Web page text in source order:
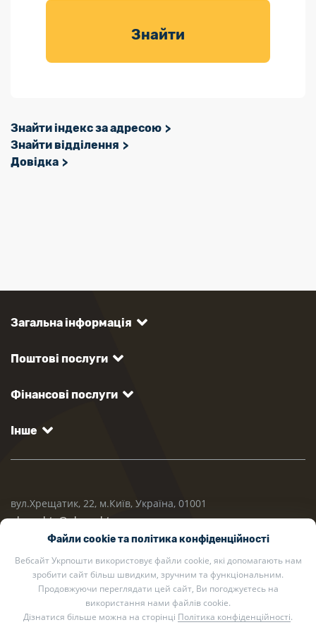
товарів для
Знайти
Знайти індекс за адресою
Знайти відділення
Довідка
Загальна інформація
Поштові послуги
Фінансові послуги
Інше
вул.Хрещатик, 22, м.Київ, Україна, 01001
ukrposhta@ukrposhta.ua
Файли cookie та політика конфіденційності
Вебсайт Укрпошти використовує файли cookie, які допомагають нам
зробити сайт більш швидким, зручним та функціональним.
Продовжуючи переглядати цей сайт, Ви погоджуєтесь на
використання нами файлів cookie.
Дізнатися більше можна на сторінці Політика конфіденційності.